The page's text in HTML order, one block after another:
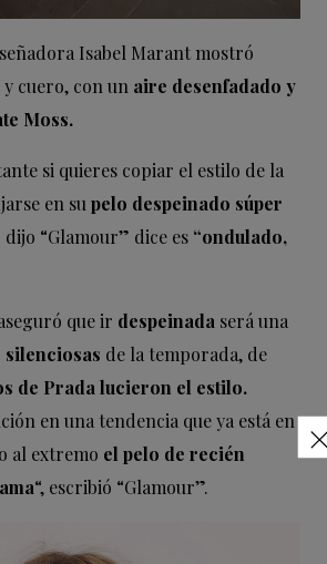
Isabel Marant mostró
cuero, con un aire desenfadado y
Moss.
si quieres copiar el estilo de la
en su pelo despeinado súper
“Glamour” dice es “ondulado,
que ir despeinada será una
silenciosas de la temporada, de
de Prada lucieron el estilo.
en una tendencia que ya está en
al extremo el pelo de recién
“, escribió “Glamour”.